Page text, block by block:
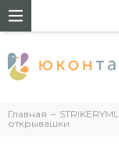
Главная STRIKERYML
открывашки